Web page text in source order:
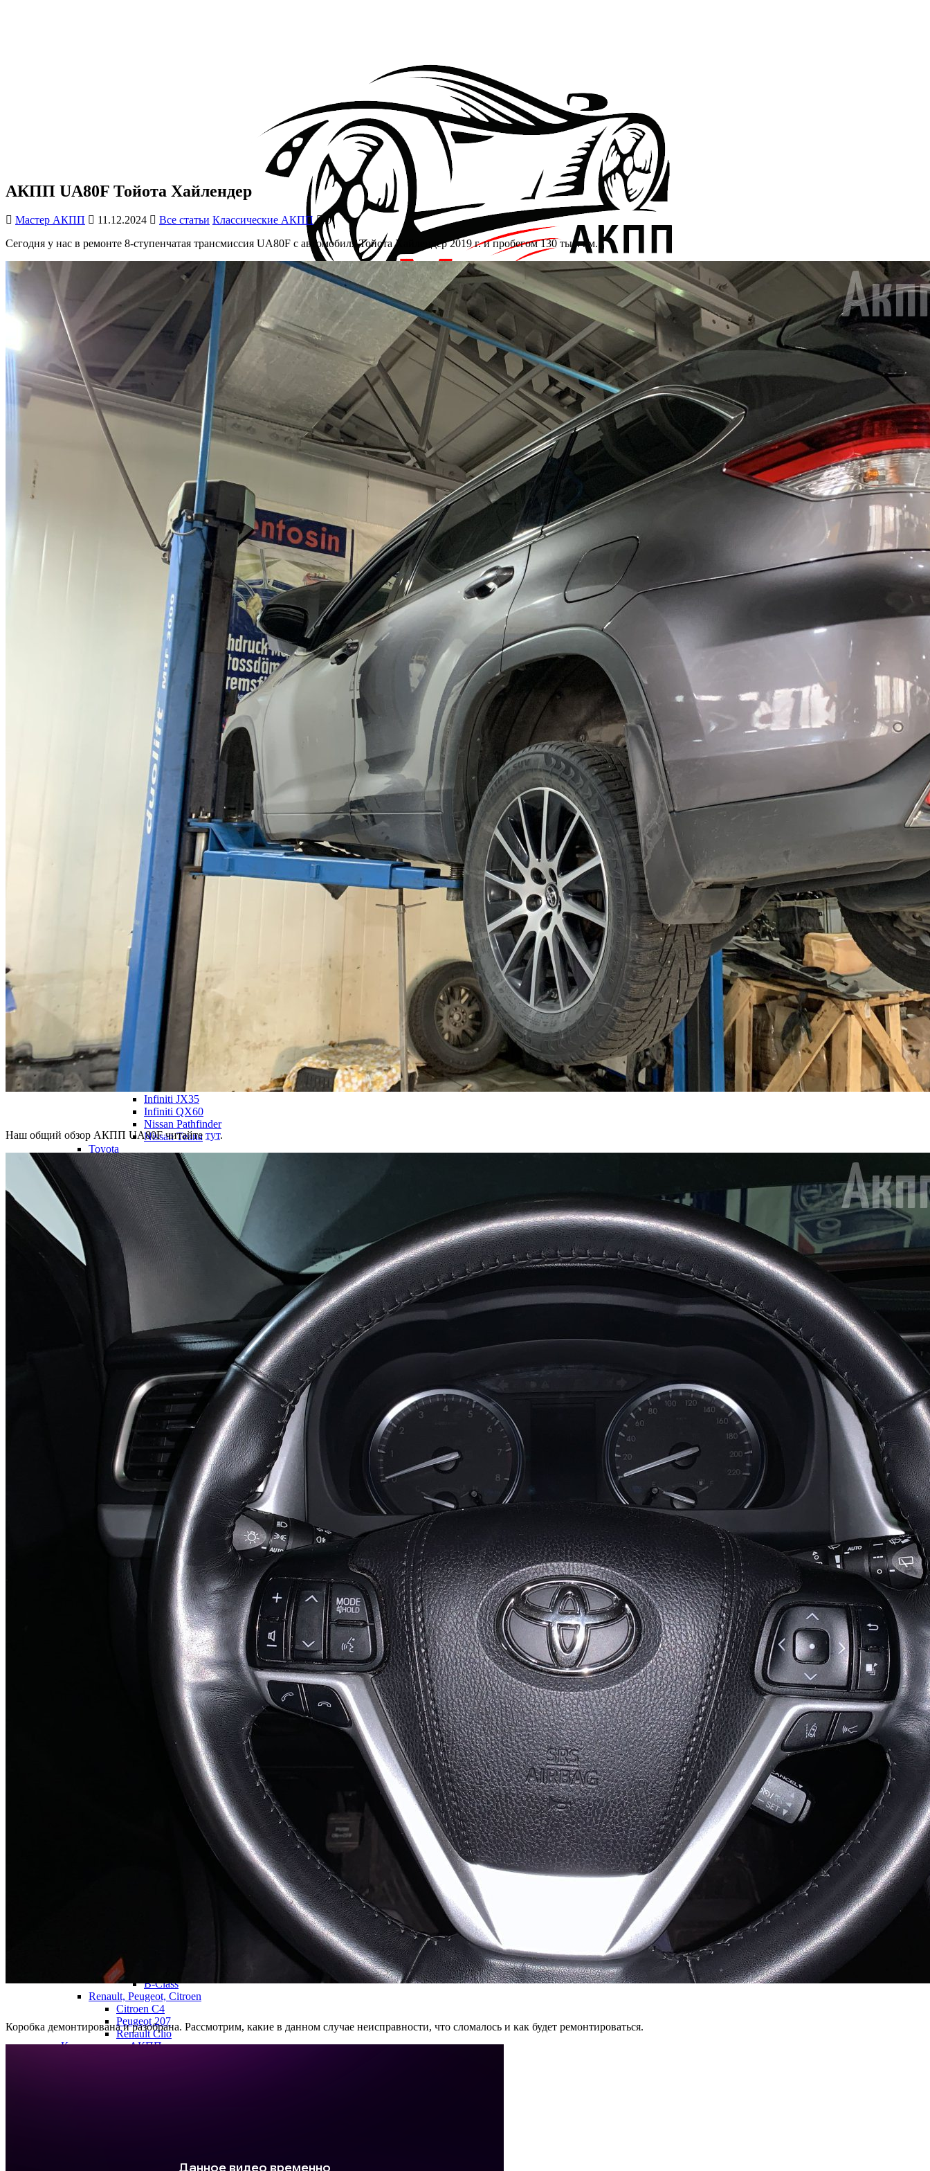
Audi A6
Audi A4
Audi A5
Audi A6
JATCO / Nissan
JF010E
Nissan Murano
Nissan Teana
JF011E
Nissan Teana
Nissan X-Trail
Nissan Qashqai
Mitsubishi Outlander, ASX
Peugeot 4007, Citroen C-Crosser
Peugeot 4008
Dodge Caliber
Jeep Compass, Patriot, Liberty
Дополнительное охлаждение вариатора
JF015E
Nissan Juke
Nissan Qashqai
Nissan Sentra
Renault Fluence
Renault Megane
JF016E
Mitsubishi Outlander
Nissan Qashqai
Nissan Teana
Nissan X-Trail
JF017E
Infiniti JX35
Infiniti QX60
Nissan Pathfinder
Nissan Teana
Toyota
Toyota RAV4
Toyota Avensis
Lexus NX200T
Honda
Honda Jazz
Mercedes-Benz 722.8
A-class
B-class
Роботы
02E (DQ250)
Skoda Superb
VW Passat
VW Golf
VW Scirocco
VW Touran
Seat Altea XL
0B5 (DL501)
Audi A4
Audi A5
Audi A6
Audi A7
Audi Q5
0AM (DQ200)
Audi A1
Audi A3
Skoda Octavia
Skoda Superb
Skoda Yeti
VW Golf
VW Jetta
VW Passat CC
VW Passat
VW Polo
VW Scirocco
VW Caddy, Sharan, Touran
Audi Q3
Skoda Kodiaq
VW Caravelle
VW Transporter
0CK, 0CL (DL382)
6DCT250 (DPS6, PS250)
Ford Focus
Ford EcoSport
6DCT450 (MPS6)
Dodge Journey
Ford Mondeo
Mercedes-Benz
724.0
B-Class
Renault, Peugeot, Citroen
Citroen C4
Peugeot 207
Renault Clio
Классические АКПП
АКПП UA80F Тойота Хайлендер
Мастер АКПП 11.12.2024 Все статьи Классические АКПП
0
Сегодня у нас в ремонте 8-ступенчатая трансмиссия UA80F с автомобиля Тойота Хайлендер 2019 г. и пробегом 130 тыс. км.
Наш общий обзор АКПП UA80F читайте тут.
Коробка демонтирована и разобрана. Рассмотрим, какие в данном случае неисправности, что сломалось и как будет ремонтироваться.